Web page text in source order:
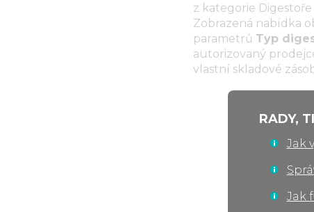
z kategorie
Zobrazená nabídka
parametrů Typ
autorizovaný
vlastní skladové
RADY,
Jak
Jak